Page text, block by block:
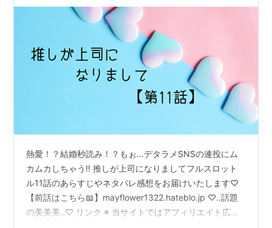
熱愛！？結婚秒読み！？もぉ…デタラメSNSの連投にム
カムカしちゃう‼️ 推しが上司になりましてフルスロット
ル11話のあらすじやネタバレ感想をお届けいたします♡
【前話はこちら📖】mayflower1322.hateblo.jp ♡‥話題
の美美美‥♡ リンク ※ 当サイトではアフィリエイト広告